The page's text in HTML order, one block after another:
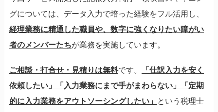
グについては、データ入力で培った経験をフル活用し、
経理業務に精通した職員や、数字に強くなりたい障がい
者のメンバーたちが業務を実施しています。
ご相談・打合せ・見積りは無料です。
「仕訳入力を安く
依頼したい」「入力業務にまで手がまわらない」「定期
的に入力業務をアウトソーシングしたい」
という税理士